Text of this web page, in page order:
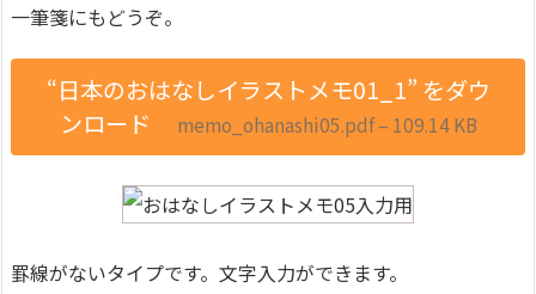
一筆箋にもどうぞ。
“日本のおはなしイラストメモ01_1” をダウ
ンロード
memo_ohanashi05.pdf – 109.14 KB
罫線がないタイプです。文字入力ができます。